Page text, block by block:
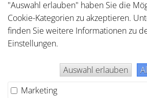
SeismoTalks #3 mit Sandra
Circus: Design Challenges
Top 11 Hersteller Beverage
"Auswahl erlauben" haben Sie die
Cookie-Kategorien zu akzeptieren.
finden Sie weitere Informationen zu
Einstellungen.
Auswahl erlauben
Marketing